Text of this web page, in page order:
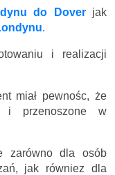
do Doverjak
.
i realizacji
miał pewnośc, że
i przenoszone w
zarówno dla osób
jak równiez dla